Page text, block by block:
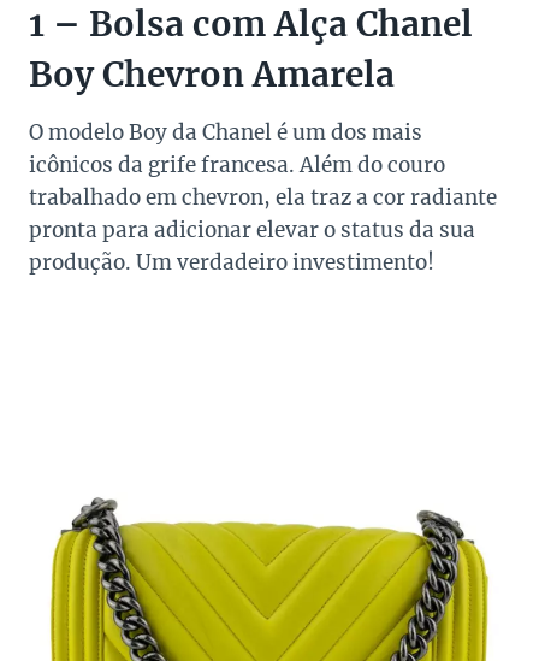
1 – Bolsa com Alça Chanel
Boy Chevron Amarela
O modelo Boy da Chanel é um dos mais
icônicos da grife francesa. Além do couro
trabalhado em chevron, ela traz a cor radiante
pronta para adicionar elevar o status da sua
produção. Um verdadeiro investimento!